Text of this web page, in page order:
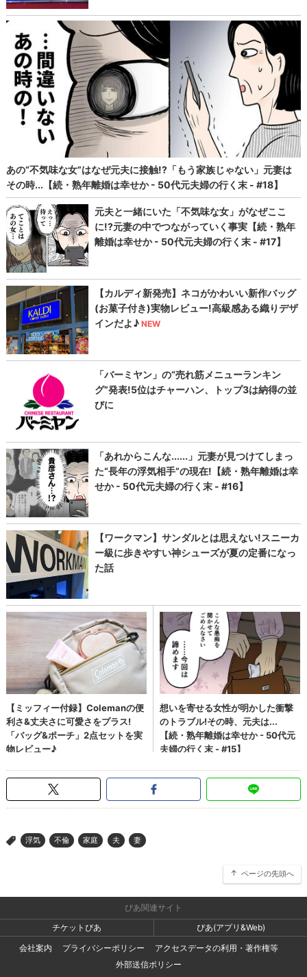
> 浮気 不倫 家庭 夫 妻
ページの先頭へ
ぴあ関連サイト
チケットぴあ
ぴあ(アプリ&Web)
会社案内
プライバシーポリシー
アクセスデータの利用・著作権等
外部送信ポリシー